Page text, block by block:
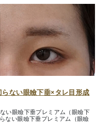
ない眼瞼下垂×タレ目形成
い眼瞼下垂プレミアム（眼瞼下
ない眼瞼下垂プレミアム（眼瞼